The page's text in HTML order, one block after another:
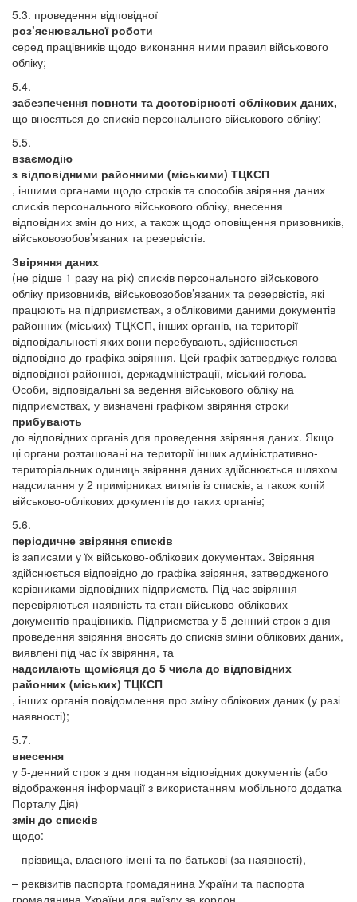
5.3. проведення відповідної
роз’яснювальної роботи
серед працівників щодо виконання ними правил військового
обліку;
5.4.
забезпечення повноти та достовірності облікових даних,
що вносяться до списків персонального військового обліку;
5.5.
взаємодію
з відповідними районними (міськими) ТЦКСП
, іншими органами щодо строків та способів звіряння даних
списків персонального військового обліку, внесення
відповідних змін до них, а також щодо оповіщення призовників,
військовозобов’язаних та резервістів.
Звіряння даних
(не рідше 1 разу на рік) списків персонального військового
обліку призовників, військовозобов’язаних та резервістів, які
працюють на підприємствах, з обліковими даними документів
районних (міських) ТЦКСП, інших органів, на території
відповідальності яких вони перебувають, здійснюється
відповідно до графіка звіряння. Цей графік затверджує голова
відповідної районної, держадміністрації, міський голова.
Особи, відповідальні за ведення військового обліку на
підприємствах, у визначені графіком звіряння строки
прибувають
до відповідних органів для проведення звіряння даних. Якщо
ці органи розташовані на території інших адміністративно-
територіальних одиниць звіряння даних здійснюється шляхом
надсилання у 2 примірниках витягів із списків, а також копій
військово-облікових документів до таких органів;
5.6.
періодичне звіряння списків
із записами у їх військово-облікових документах. Звіряння
здійснюється відповідно до графіка звіряння, затвердженого
керівниками відповідних підприємств. Під час звіряння
перевіряються наявність та стан військово-облікових
документів працівників. Підприємства у 5-денний строк з дня
проведення звіряння вносять до списків зміни облікових даних,
виявлені під час їх звіряння, та
надсилають щомісяця до 5 числа до відповідних
районних (міських) ТЦКСП
, інших органів повідомлення про зміну облікових даних (у разі
наявності);
5.7.
внесення
у 5-денний строк з дня подання відповідних документів (або
відображення інформації з використанням мобільного додатка
Порталу Дія)
змін до списків
щодо:
– прізвища, власного імені та по батькові (за наявності),
– реквізитів паспорта громадянина України та паспорта